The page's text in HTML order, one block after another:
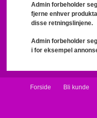
Admin forbeholder
fjerne enhver
disse retningslinjene.
Admin forbeholder
i for eksempel
Forside Bli kunde